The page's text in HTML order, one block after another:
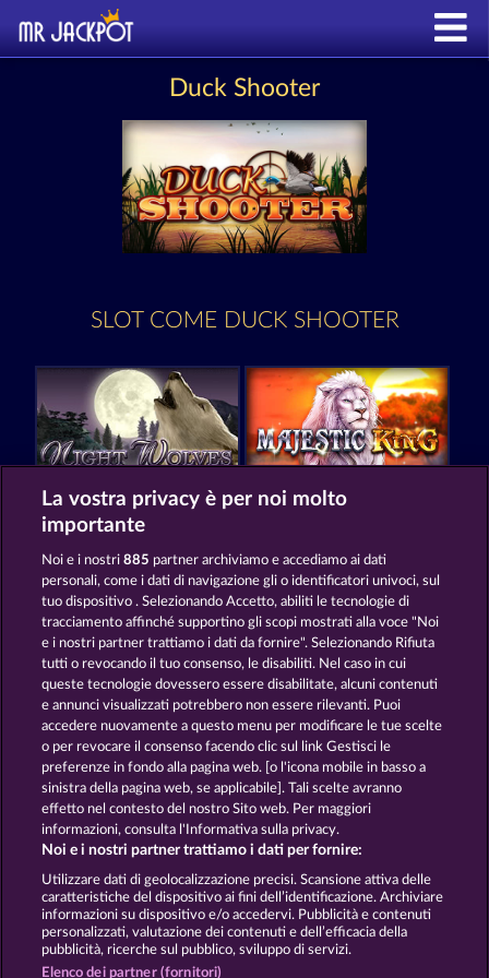
Duck Shooter
SLOT COME DUCK SHOOTER
Night Wolves Majestic King
Atlantic Wilds King of the Jungle
Termini e condizioni
Informativa sulla privacy e cookies
Note legali Società FAQ
Invia richiesta di recesso
La vostra privacy è per noi molto
importante
Noi e i nostri885 partner archiviamo e accediamo ai dati
personali, come i dati di navigazione gli o identificatori univoci, sul
tuo dispositivo . Selezionando Accetto, abiliti le tecnologie di
tracciamento affinché supportino gli scopi mostrati alla voce "Noi
e i nostri partner trattiamo i dati da fornire". Selezionando Rifiuta
tutti o revocando il tuo consenso, le disabiliti. Nel caso in cui
queste tecnologie dovessero essere disabilitate, alcuni contenuti
e annunci visualizzati potrebbero non essere rilevanti. Puoi
accedere nuovamente a questo menu per modificare le tue scelte
o per revocare il consenso facendo clic sul link Gestisci le
preferenze in fondo alla pagina web. [o l'icona mobile in basso a
sinistra della pagina web, se applicabile]. Tali scelte avranno
effetto nel contesto del nostro Sito web. Per maggiori
informazioni, consulta l'Informativa sulla privacy.
Noi e i nostri partner trattiamo i dati per fornire:
Utilizzare dati di geolocalizzazione precisi. Scansione attiva delle
caratteristiche del dispositivo ai fini dell’identificazione. Archiviare
informazioni su dispositivo e/o accedervi. Pubblicità e contenuti
personalizzati, valutazione dei contenuti e dell’efficacia della
pubblicità, ricerche sul pubblico, sviluppo di servizi.
Elenco dei partner (fornitori)